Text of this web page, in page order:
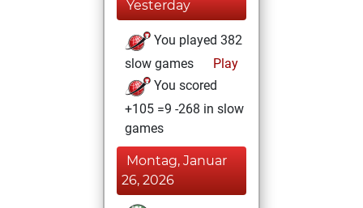
Yesterday
You played 382
slow games
Play
You scored
+105 =9 -268 in slow
games
Montag, Januar
26, 2026